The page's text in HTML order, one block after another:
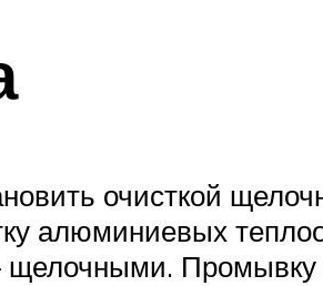
очисткой
алюминиевых